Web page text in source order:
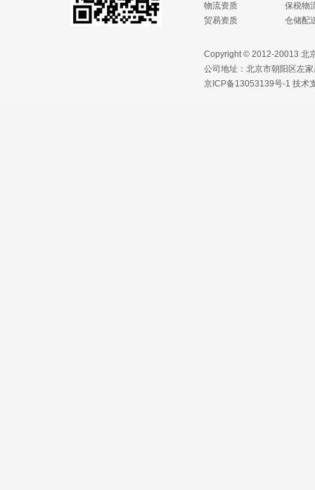
物流资质
贸易资质
保税物
仓储配
Copyright © 2012-20013 北
公司地址：北京市朝阳区左
京ICP备13053139号-1 技术